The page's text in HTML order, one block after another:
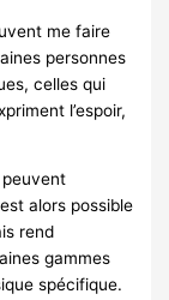
me faire
personnes
celles qui
l’espoir,
alors possible
rend
gammes
spécifique.